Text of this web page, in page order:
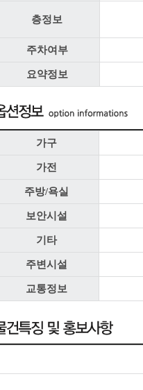
층정보
주차여부
요약정보
가구
가전
주방/욕실
보안시설
기타
주변시설
교통정보